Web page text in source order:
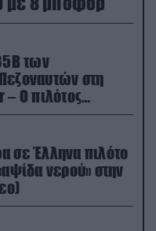
των
στη
Ο πιλότος
σε Έλληνα πιλότο
νερού» στην